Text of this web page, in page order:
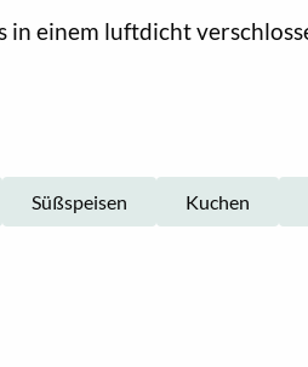
einem luftdicht
Süßspeisen Kuchen